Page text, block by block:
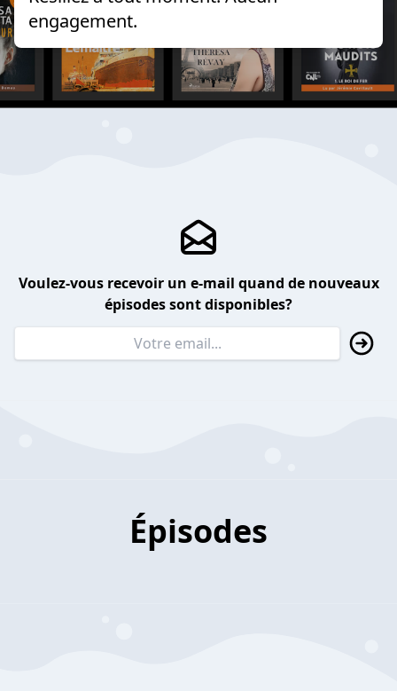
engagement.
Voulez-vous recevoir un e-mail quand de nouveaux
épisodes sont disponibles?
Épisodes